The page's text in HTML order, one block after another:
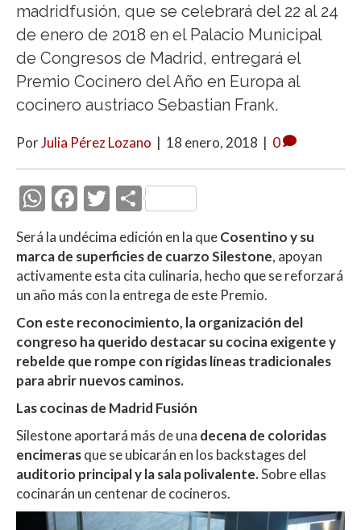
madridfusión, que se celebrará del 22 al 24
de enero de 2018 en el Palacio Municipal
de Congresos de Madrid, entregará el
Premio Cocinero del Año en Europa al
cocinero austriaco Sebastian Frank.
PorJulia Pérez Lozano | 18 enero, 2018 | 0
W
h
at
s
A
p
p
F
ac
e
b
o
o
k
T
itt
er
C
o
m
p
ar
ti
r
Será la undécima edición en la queCosentino y su
marca de superficies de cuarzo Silestone, apoyan
activamente esta cita culinaria, hecho que se reforzará
un año más con la entrega de este Premio.
Con este reconocimiento, la organización del
congreso ha querido destacar su cocina exigente y
rebelde que rompe con rígidas líneas tradicionales
para abrir nuevos caminos.
Las cocinas de Madrid Fusión
Silestone aportará más de una decena de coloridas
encimerasque se ubicarán en los backstages del
auditorio principal y la sala polivalente.Sobre ellas
cocinarán un centenar de cocineros.